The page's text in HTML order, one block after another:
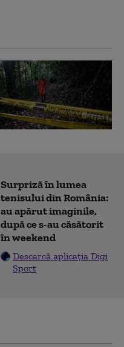
Surpriză în lumea
tenisului din România:
au apărut imaginile,
după ce s-au căsătorit
în weekend
Descarcă aplicația Digi
Sport